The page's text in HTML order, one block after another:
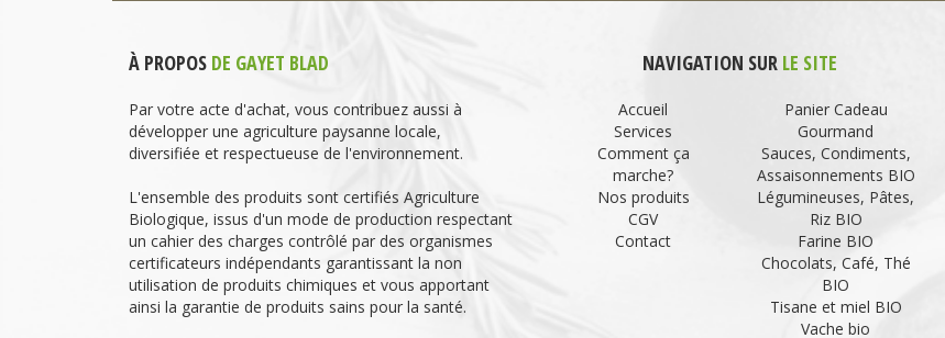
À PROPOS DE GAYET BLAD
Par votre acte d'achat, vous contribuez aussi à
développer une agriculture paysanne locale,
diversifiée et respectueuse de l'environnement.
L'ensemble des produits sont certifiés Agriculture
Biologique, issus d'un mode de production respectant
un cahier des charges contrôlé par des organismes
certificateurs indépendants garantissant la non
utilisation de produits chimiques et vous apportant
ainsi la garantie de produits sains pour la santé.
NAVIGATION SUR LE SITE
Accueil
Services
Comment ça
marche?
Nos produits
CGV
Contact
Panier Cadeau
Gourmand
Sauces, Condiments,
Assaisonnements BIO
Légumineuses, Pâtes,
Riz BIO
Farine BIO
Chocolats, Café, Thé
BIO
Tisane et miel BIO
Vache bio